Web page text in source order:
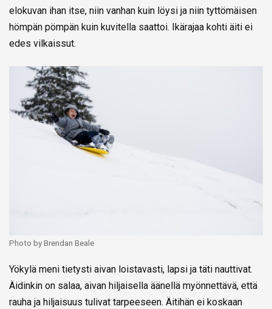
elokuvan ihan itse, niin vanhan kuin löysi ja niin tyttömäisen
hömpän pömpän kuin kuvitella saattoi. Ikärajaa kohti äiti ei
edes vilkaissut.
Photo by Brendan Beale
Yökylä meni tietysti aivan loistavasti, lapsi ja täti nauttivat.
Äidinkin on salaa, aivan hiljaisella äänellä myönnettävä, että
rauha ja hiljaisuus tulivat tarpeeseen. Äitihän ei koskaan